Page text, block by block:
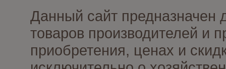
Данный сайт предназначен
товаров производителей и
приобретения, ценах и